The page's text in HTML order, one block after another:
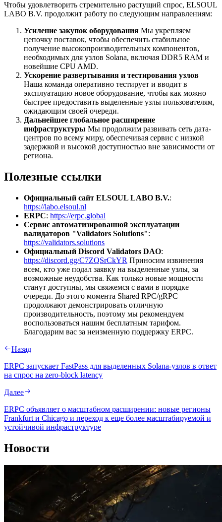
Чтобы удовлетворить стремительно растущий спрос, ELSOUL
LABO B.V. продолжит работу по следующим направлениям:
Усиление закупок оборудования Мы укрепляем
цепочку поставок, чтобы обеспечить стабильное
получение высокопроизводительных компонентов,
необходимых для узлов Solana, включая DDR5 RAM и
новейшие CPU AMD.
Ускорение развертывания и тестирования узлов
Наша команда оперативно тестирует и вводит в
эксплуатацию новое оборудование, чтобы как можно
быстрее предоставить выделенные узлы пользователям,
ожидающим своей очереди.
Дальнейшее глобальное расширение
инфраструктуры Мы продолжим развивать сеть дата-
центров по всему миру, обеспечивая сервис с низкой
задержкой и высокой доступностью вне зависимости от
региона.
Полезные ссылки
Официальный сайт ELSOUL LABO B.V.:
https://labo.elsoul.nl
ERPC: https://erpc.global
Сервис автоматизированной эксплуатации
валидаторов "Validators Solutions":
https://validators.solutions
Официальный Discord Validators DAO:
https://discord.gg/C7ZQSrCkYR Приносим извинения
всем, кто уже подал заявку на выделенные узлы, за
возможные неудобства. Как только новые мощности
станут доступны, мы свяжемся с вами в порядке
очереди. До этого момента Shared RPC/gRPC
продолжают демонстрировать отличную
производительность, поэтому мы рекомендуем
воспользоваться нашим бесплатным тарифом.
Благодарим вас за неизменную поддержку ERPC.
Назад
ERPC запускает FastPass для выделенных Solana-узлов в ответ
на спрос на zero-block latency
Далее
ERPC объявляет о масштабном расширении: новые регионы
Frankfurt и Chicago и переход к еще более масштабируемой и
устойчивой инфраструктуре
Новости